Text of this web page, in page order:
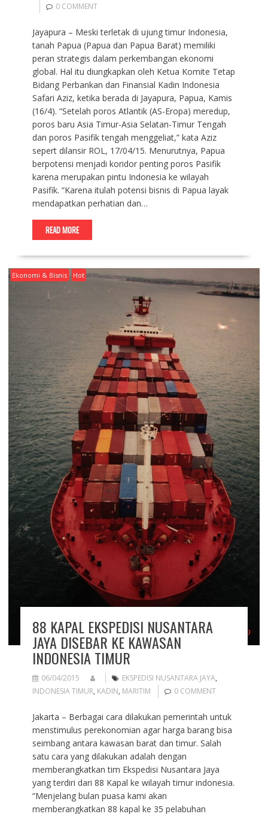
0 COMMENT
Jayapura – Meski terletak di ujung timur Indonesia,
tanah Papua (Papua dan Papua Barat) memiliki
peran strategis dalam perkembangan ekonomi
global. Hal itu diungkapkan oleh Ketua Komite Tetap
Bidang Perbankan dan Finansial Kadin Indonesia
Safari Aziz, ketika berada di Jayapura, Papua, Kamis
(16/4). “Setelah poros Atlantik (AS-Eropa) meredup,
poros baru Asia Timur-Asia Selatan-Timur Tengah
dan poros Pasifik tengah menggeliat,” kata Aziz
sepert dilansir ROL, 17/04/15. Menurutnya, Papua
berpotensi menjadi koridor penting poros Pasifik
karena merupakan pintu Indonesia ke wilayah
Pasifik. “Karena itulah potensi bisnis di Papua layak
mendapatkan perhatian dan…
READ MORE
Ekonomi & Bisnis Hot
88 KAPAL EKSPEDISI NUSANTARA
JAYA DISEBAR KE KAWASAN
INDONESIA TIMUR
06/04/2015 EKSPEDISI NUSANTARA JAYA,
INDONESIA TIMUR, KADIN, MARITIM 0 COMMENT
Jakarta – Berbagai cara dilakukan pemerintah untuk
menstimulus perekonomian agar harga barang bisa
seimbang antara kawasan barat dan timur. Salah
satu cara yang dilakukan adalah dengan
memberangkatkan tim Ekspedisi Nusantara Jaya
yang terdiri dari 88 Kapal ke wilayah timur indonesia.
“Menjelang bulan puasa kami akan
memberangkatkan 88 kapal ke 35 pelabuhan